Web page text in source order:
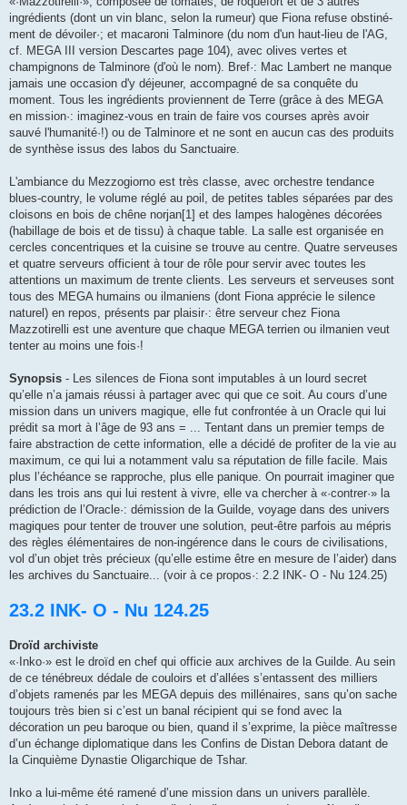
ingrédients (dont un vin blanc, selon la ru­meur) que Fiona refuse obstiné­
ment de dévoiler·; et macaroni Talminore (du nom d'un haut-lieu de l'AG,
cf. MEGA III version Des­cartes page 104), avec olives ver­tes et
champignons de Talminore (d'où le nom). Bref·: Mac Lambert ne manque
jamais une occasion d'y déjeuner, accompagné de sa conquête du
moment. Tous les ingrédients proviennent de Terre (grâce à des MEGA
en mission·: imaginez-vous en train de faire vos courses après avoir
sauvé l'humanité·!) ou de Talminore et ne sont en aucun cas des produits
de synthèse issus des labos du Sanctuaire.
L'ambiance du Mezzogiorno est très classe, avec orchestre tendance
blues-country, le volume réglé au poil, de petites tables séparées par des
cloisons en bois de chêne norjan[1] et des lampes halogènes décorées
(habillage de bois et de tissu) à chaque table. La salle est organisée en
cercles concentriques et la cuisine se trouve au centre. Quatre serveu­ses
et quatre serveurs officient à tour de rôle pour servir avec toutes les
attentions un maximum de trente clients. Les serveurs et serveuses sont
tous des MEGA humains ou ilma­niens (dont Fiona apprécie le si­lence
naturel) en repos, présents par plaisir·: être serveur chez Fiona
Mazzotirelli est une aven­ture que chaque MEGA terrien ou ilmanien veut
tenter au moins une fois·!
Synopsis - Les silences de Fiona sont imputables à un lourd secret
qu’elle n’a jamais réussi à partager avec qui que ce soit. Au cours d’une
mission dans un univers magique, elle fut confrontée à un Oracle qui lui
prédit sa mort à l’âge de 93 ans = ... Tentant dans un premier temps de
faire abstraction de cette information, elle a décidé de profiter de la vie au
maximum, ce qui lui a notamment valu sa réputation de fille facile. Mais
plus l’échéance se rapproche, plus elle panique. On pourrait imaginer que
dans les trois ans qui lui restent à vivre, elle va chercher à «·contrer·» la
prédiction de l’Oracle·: démission de la Guilde, voyage dans des univers
magiques pour tenter de trouver une solution, peut-être parfois au mépris
des règles élémentaires de non-ingérence dans le cours de civilisations,
vol d’un objet très précieux (qu’elle estime être en mesure de l’aider) dans
les archives du Sanctuaire... (voir à ce propos·: 2.2 INK- O - Nu 124.25)
23.2 INK- O - Nu 124.25
Droïd archiviste
«·Inko·» est le droïd en chef qui officie aux archives de la Guilde. Au sein
de ce ténébreux dédale de couloirs et d’allées s’entassent des milliers
d’objets ramenés par les MEGA depuis des millénaires, sans qu’on sache
toujours très bien si c’est un banal récipient qui se fond avec la
décoration un peu baroque ou bien, quand il s’exprime, la pièce maîtresse
d’un échange diplomatique dans les Confins de Distan Debora datant de
la Cinquième Dynastie Oligarchique de Tshar.
Inko a lui-même été ramené d’une mission dans un univers parallèle.